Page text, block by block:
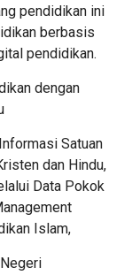
pendidikan ini
berbasis
pendidikan.
dengan
Satuan
dan Hindu,
Data Pokok
Islam,